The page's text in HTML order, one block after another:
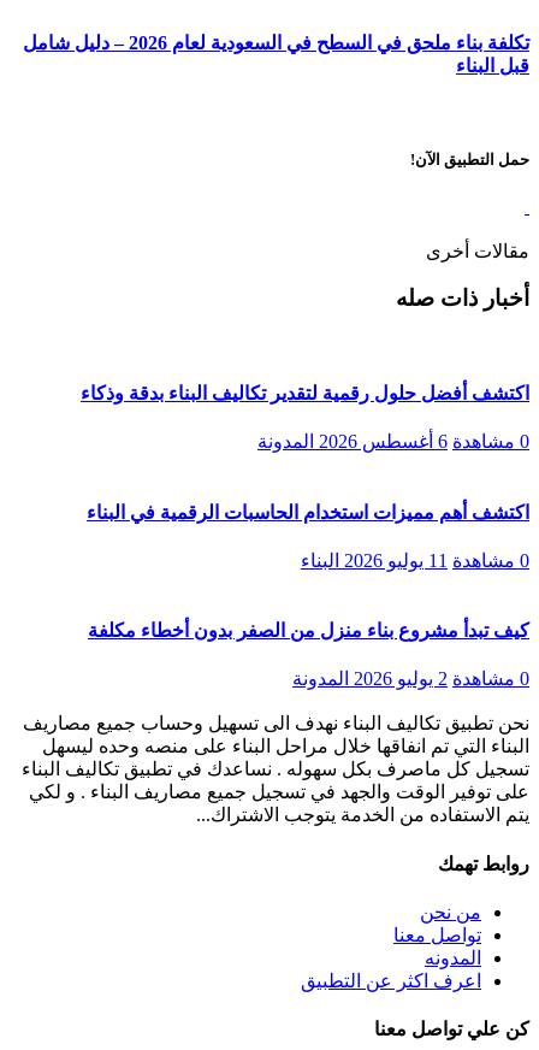
تكلفة بناء ملحق في السطح في السعودية لعام 2026 – دليل شامل
قبل البناء
حمل التطبيق الآن!
مقالات أخرى
أخبار ذات صله
اكتشف أفضل حلول رقمية لتقدير تكاليف البناء بدقة وذكاء
0 مشاهدة 6 أغسطس 2026 المدونة
اكتشف أهم مميزات استخدام الحاسبات الرقمية في البناء
0 مشاهدة 11 يوليو 2026 البناء
كيف تبدأ مشروع بناء منزل من الصفر بدون أخطاء مكلفة
0 مشاهدة 2 يوليو 2026 المدونة
نحن تطبيق تكاليف البناء نهدف الى تسهيل وحساب جميع مصاريف
البناء التي تم انفاقها خلال مراحل البناء على منصه وحده ليسهل
تسجيل كل ماصرف بكل سهوله . نساعدك في تطبيق تكاليف البناء
على توفير الوقت والجهد في تسجيل جميع مصاريف البناء . و لكي
يتم الاستفاده من الخدمة يتوجب الاشتراك...
روابط تهمك
من نحن
تواصل معنا
المدونه
اعرف اكثر عن التطبيق
كن علي تواصل معنا